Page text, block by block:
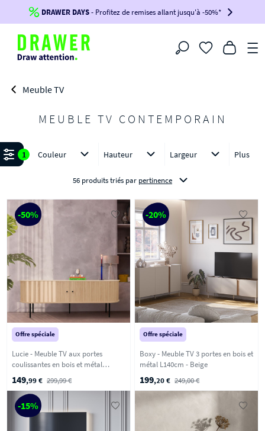
Jusqu'à-100€*sur votre commande !
BIKINI100
-voir conditions en bas de page-
DRAWER DAYS- Profitez de remises allant jusqu'à -50%*
Filtrer
Meuble TV
MEUBLE TV CONTEMPORAIN
Affiner
1 Couleur Hauteur Largeur Plus
56 produits triés par pertinence
-50%
Offre spéciale
Lucie - Meuble TV aux portes
coulissantes en bois et métal
149,99 € 299,99 €
-20%
Offre spéciale
Boxy - Meuble TV 3 portes en bois et
métal L140cm - Beige
199,20 € 249,00 €
-15%